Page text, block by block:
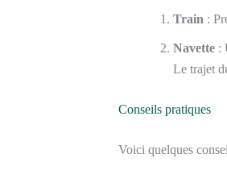
Train :
Navette :
Le trajet
Conseils pratiques
Voici quelques